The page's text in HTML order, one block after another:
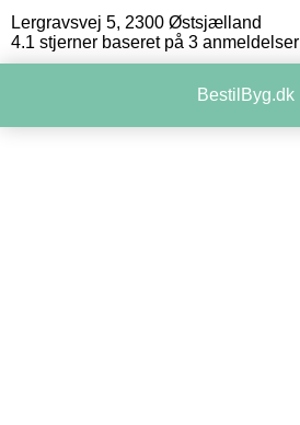
Lergravsvej 5, 2300 Østsjælland
4.1 stjerner baseret på 3 anmeldelser
BestilByg.dk